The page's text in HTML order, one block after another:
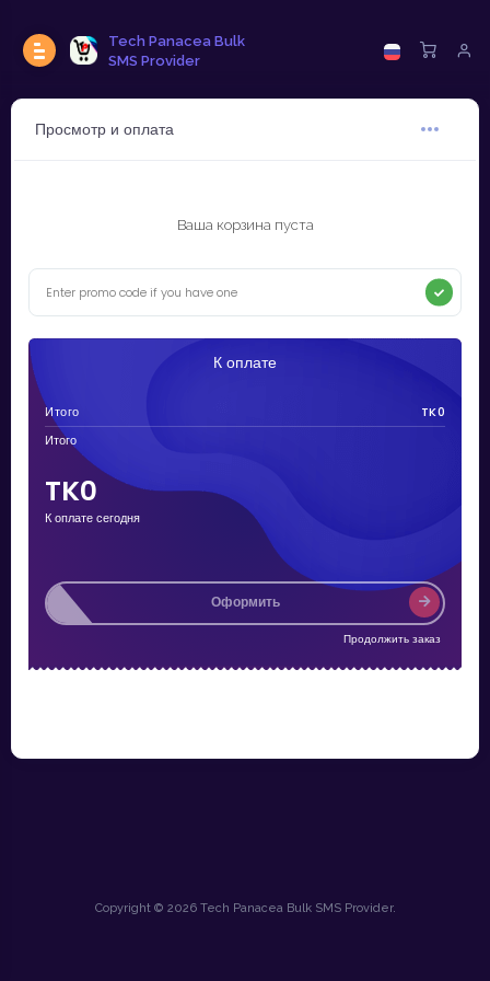
Tech Panacea Bulk
SMS Provider
Просмотр и оплата
Ваша корзина пуста
К оплате
Итого
TK0
Итого
TK0
К оплате сегодня
Оформить
Продолжить заказ
Copyright © 2026 Tech Panacea Bulk SMS Provider.